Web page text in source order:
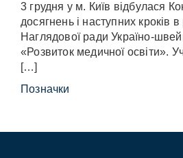
3 грудня у м. Київ відбулася
досягнень і наступних кроків
Наглядової ради Україно-
«Розвиток медичної освіти».
[…]
Позначки